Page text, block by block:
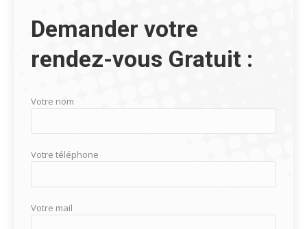
Demander votre
rendez-vous Gratuit :
Votre nom
Votre téléphone
Votre mail